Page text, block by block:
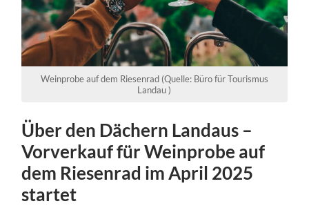
Weinprobe auf dem Riesenrad (Quelle: Büro für Tourismus
Landau )
Über den Dächern Landaus –
Vorverkauf für Weinprobe auf
dem Riesenrad im April 2025
startet